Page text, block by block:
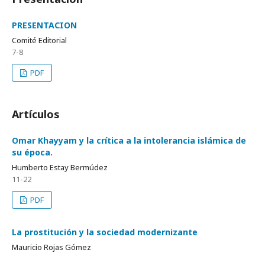
PRESENTACION
Comité Editorial
7-8
PDF
Artículos
Omar Khayyam y la crítica a la intolerancia islámica de
su época.
Humberto Estay Bermúdez
11-22
PDF
La prostitución y la sociedad modernizante
Mauricio Rojas Gómez